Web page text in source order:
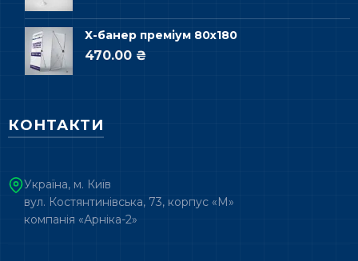
Х-банер преміум 80х180
470.00 ₴
КОНТАКТИ
Україна, м. Київ
вул. Костянтинівська, 73, корпус «М»
компанія «Арніка-2»